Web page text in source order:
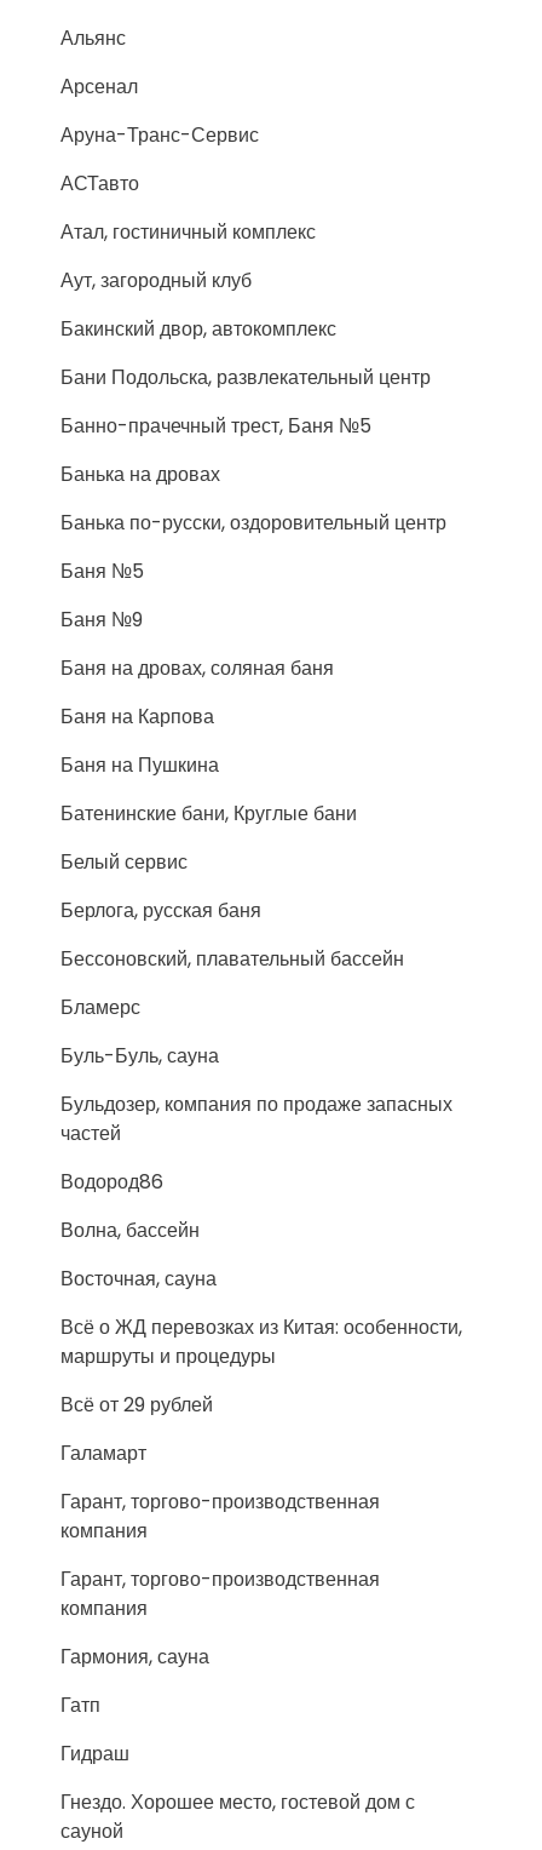
Альянс
Арсенал
Аруна-Транс-Сервис
АСТавто
Атал, гостиничный комплекс
Аут, загородный клуб
Бакинский двор, автокомплекс
Бани Подольска, развлекательный центр
Банно-прачечный трест, Баня №5
Банька на дровах
Банька по-русски, оздоровительный центр
Баня №5
Баня №9
Баня на дровах, соляная баня
Баня на Карпова
Баня на Пушкина
Батенинские бани, Круглые бани
Белый сервис
Берлога, русская баня
Бессоновский, плавательный бассейн
Бламерс
Буль-Буль, сауна
Бульдозер, компания по продаже запасных
частей
Водород86
Волна, бассейн
Восточная, сауна
Всё о ЖД перевозках из Китая: особенности,
маршруты и процедуры
Всё от 29 рублей
Галамарт
Гарант, торгово-производственная
компания
Гарант, торгово-производственная
компания
Гармония, сауна
Гатп
Гидраш
Гнездо. Хорошее место, гостевой дом с
сауной